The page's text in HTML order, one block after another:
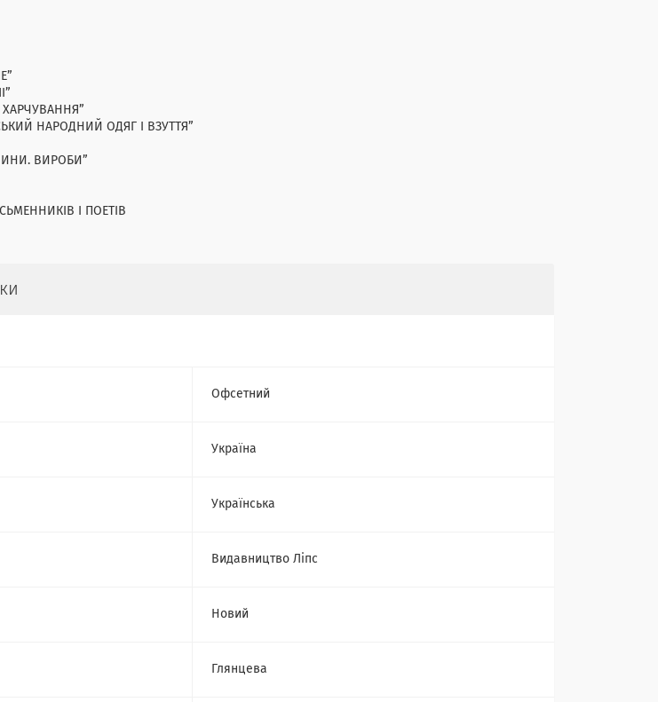
ХАРЧУВАННЯ”
НАРОДНИЙ ОДЯГ І ВЗУТТЯ”
ВИРОБИ”
І ПОЕТІВ
Офсетний
Україна
Українська
Видавництво Ліпс
Новий
Глянцева